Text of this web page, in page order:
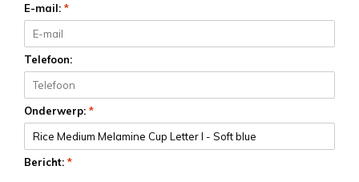
E-mail: *
Telefoon:
Onderwerp: *
Bericht: *